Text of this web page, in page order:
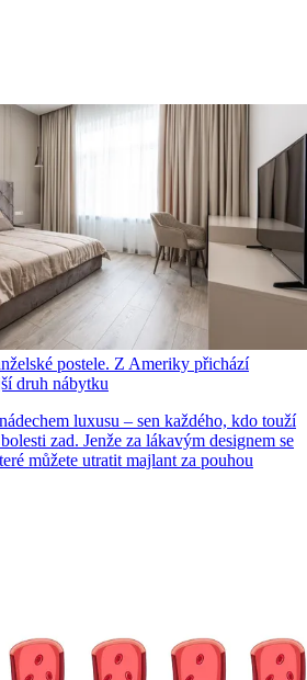
postele. Z Ameriky přichází
druh nábytku
luxusu – sen každého, kdo touží
zad. Jenže za lákavým designem se
můžete utratit majlant za pouhou